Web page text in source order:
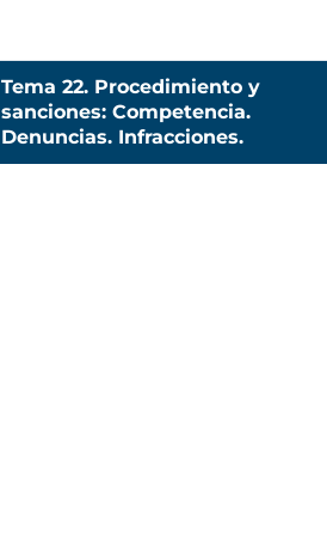
Tema 22. Procedimiento y
sanciones: Competencia.
Denuncias. Infracciones.